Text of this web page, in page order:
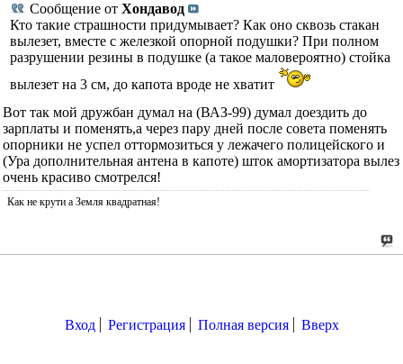
Сообщение от Хондавод
Кто такие страшности придумывает? Как оно сквозь стакан
вылезет, вместе с железкой опорной подушки? При полном
разрушении резины в подушке (а такое маловероятно) стойка
вылезет на 3 см, до капота вроде не хватит
Вот так мой дружбан думал на (ВАЗ-99) думал доездить до
зарплаты и поменять,а через пару дней после совета поменять
опорники не успел оттормозиться у лежачего полицейского и
(Ура дополнительная антена в капоте) шток амортизатора вылез
очень красиво смотрелся!
Как не крути а Земля квадратная!
Вход Регистрация Полная версия Вверх